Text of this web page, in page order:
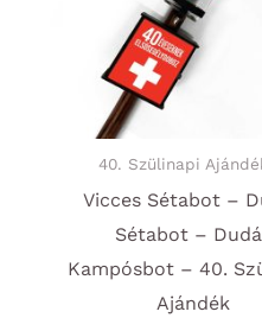
40. Szülinapi
Vicces Sétabot –
Sétabot –
Kampósbot – 40.
Ajándék